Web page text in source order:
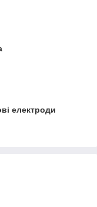
електроди